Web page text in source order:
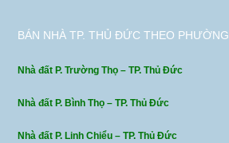
BÁN NHÀ TP. THỦ ĐỨC THEO PHƯỜNG
Nhà đất P. Trường Thọ – TP. Thủ Đức
Nhà đất P. Bình Thọ – TP. Thủ Đức
Nhà đất P. Linh Chiểu – TP. Thủ Đức